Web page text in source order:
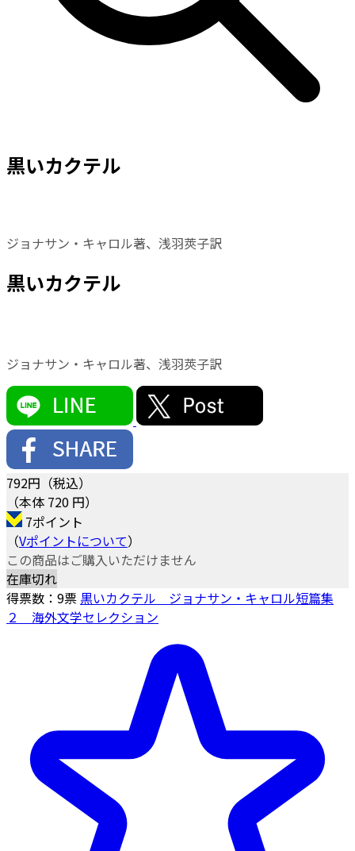
黒いカクテル
ジョナサン・キャロル著、浅羽莢子訳
黒いカクテル
ジョナサン・キャロル著、浅羽莢子訳
792円（税込）
（本体 720 円）
7ポイント
（Vポイントについて）
この商品はご購入いただけません
在庫切れ
得票数： 9票 黒いカクテル ジョナサン・キャロル短篇集
２ 海外文学セレクション